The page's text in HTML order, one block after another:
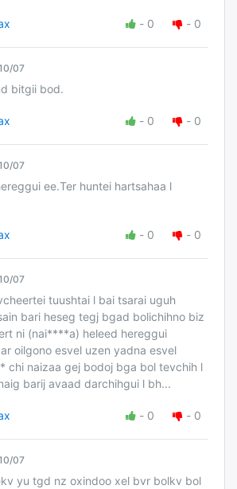
- 0 - 0
07
bitgii bod.
- 0 - 0
07
ee.Ter huntei hartsahaa l
- 0 - 0
07
tuushtai l bai tsarai uguh
bari heseg tegj bgad bolichihno biz
ni (nai****a) heleed hereggui
oilgono esvel uzen yadna esvel
chi naizaa gej bodoj bga bol tevchih l
barij avaad darchihgui l bh...
- 0 - 0
07
yu tgd nz oxindoo xel bvr bolkv bol